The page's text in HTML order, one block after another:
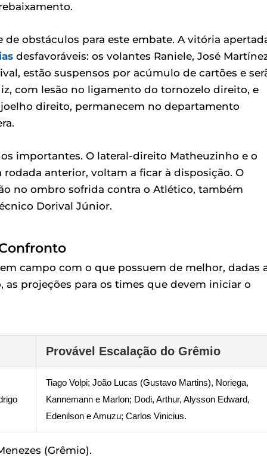
obstáculos para este embate. A vitória
desfavoráveis: os volantes Raniele, José
estão suspensos por acúmulo de cartões e
com lesão no ligamento do tornozelo direito, e
direito, permanecem no departamento
importantes. O lateral-direito Matheuzinho e o
anterior, voltam a ficar à disposição. O
no ombro sofrida contra o Atlético, também
Dorival Júnior.
campo com o que possuem de melhor, dadas
projeções para os times que devem iniciar o
Provável Escalação do Grêmio
Tiago Volpi; João Lucas (Gustavo Martins), Noriega,
Kannemann e Marlon; Dodi, Arthur, Alysson Edward,
Edenilson e Amuzu; Carlos Vinicius.
(Grêmio).